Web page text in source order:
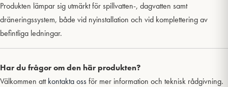
Produkten lämpar sig utmärkt för spillvatten-, dagvatten samt
dräneringssystem, både vid nyinstallation och vid komplettering av
befintliga ledningar.
Har du frågor om den här produkten?
Välkommen attkontakta ossför mer information och teknisk rådgivning.